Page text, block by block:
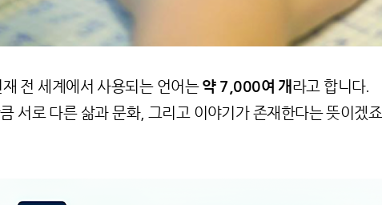
전 세계에서 사용되는 언어는약 7,000여 개라고 합니다.
서로 다른 삶과 문화, 그리고 이야기가 존재한다는 뜻이겠죠.